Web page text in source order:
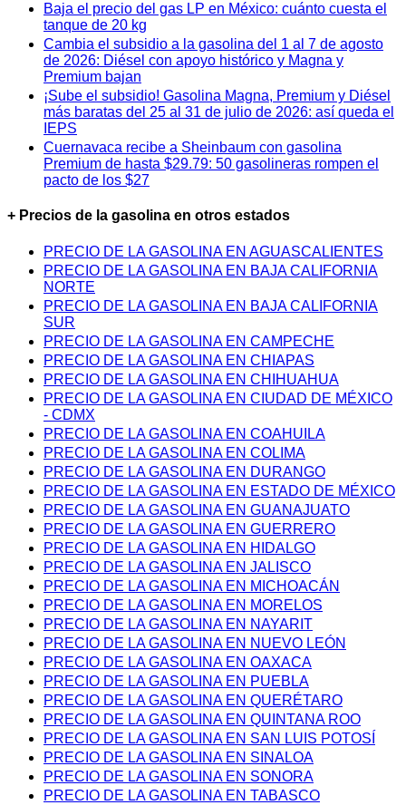
Baja el precio del gas LP en México: cuánto cuesta el
tanque de 20 kg
Cambia el subsidio a la gasolina del 1 al 7 de agosto
de 2026: Diésel con apoyo histórico y Magna y
Premium bajan
¡Sube el subsidio! Gasolina Magna, Premium y Diésel
más baratas del 25 al 31 de julio de 2026: así queda el
IEPS
Cuernavaca recibe a Sheinbaum con gasolina
Premium de hasta $29.79: 50 gasolineras rompen el
pacto de los $27
+ Precios de la gasolina en otros estados
PRECIO DE LA GASOLINA EN AGUASCALIENTES
PRECIO DE LA GASOLINA EN BAJA CALIFORNIA
NORTE
PRECIO DE LA GASOLINA EN BAJA CALIFORNIA
SUR
PRECIO DE LA GASOLINA EN CAMPECHE
PRECIO DE LA GASOLINA EN CHIAPAS
PRECIO DE LA GASOLINA EN CHIHUAHUA
PRECIO DE LA GASOLINA EN CIUDAD DE MÉXICO
- CDMX
PRECIO DE LA GASOLINA EN COAHUILA
PRECIO DE LA GASOLINA EN COLIMA
PRECIO DE LA GASOLINA EN DURANGO
PRECIO DE LA GASOLINA EN ESTADO DE MÉXICO
PRECIO DE LA GASOLINA EN GUANAJUATO
PRECIO DE LA GASOLINA EN GUERRERO
PRECIO DE LA GASOLINA EN HIDALGO
PRECIO DE LA GASOLINA EN JALISCO
PRECIO DE LA GASOLINA EN MICHOACÁN
PRECIO DE LA GASOLINA EN MORELOS
PRECIO DE LA GASOLINA EN NAYARIT
PRECIO DE LA GASOLINA EN NUEVO LEÓN
PRECIO DE LA GASOLINA EN OAXACA
PRECIO DE LA GASOLINA EN PUEBLA
PRECIO DE LA GASOLINA EN QUERÉTARO
PRECIO DE LA GASOLINA EN QUINTANA ROO
PRECIO DE LA GASOLINA EN SAN LUIS POTOSÍ
PRECIO DE LA GASOLINA EN SINALOA
PRECIO DE LA GASOLINA EN SONORA
PRECIO DE LA GASOLINA EN TABASCO